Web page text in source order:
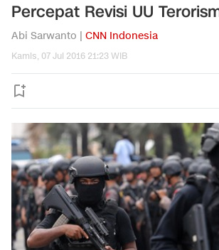
Percepat Revisi UU
Abi Sarwanto | CNN Indonesia
Kamis, 07 Jul 2016 21:23 WIB